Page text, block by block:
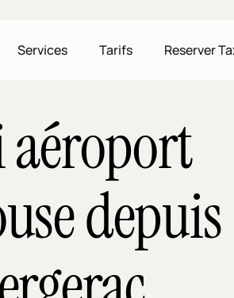
Services Tarifs Reserver
aéroport
depuis